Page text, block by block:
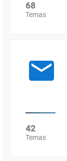
68
Temas
42
Temas